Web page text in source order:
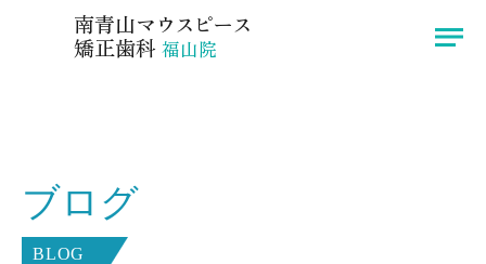
南青山マウスピース
矯正歯科 福山院
院長挨拶
インビザライン
ブログ
BLOG